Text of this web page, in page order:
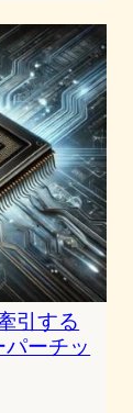
引する
ーチッ